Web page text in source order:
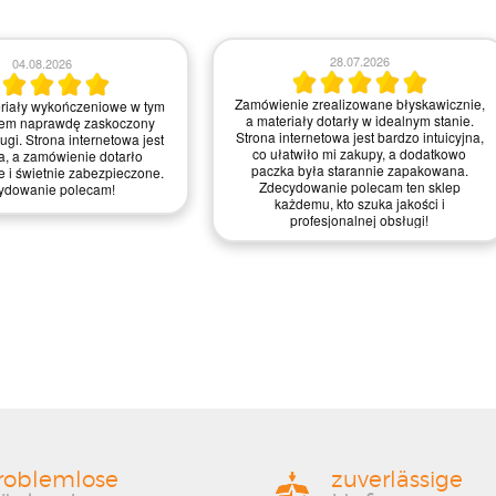
23.07.2026
błyskawicznie,
dotarły w
świetnie zapakowane.
intuicyjna i przyjemna w
ułatwiło mi
wrócę po więcej!
21.07.2026
Zamówienie było proste do zrealizowania,
a strona intuicyjna. Myślę, że mogliby
trochę poprawić szybkość dostawy, ale
ogólnie jestem zadowolony z jakości
materiałów i obsługi – zasługują na
mocne cztery gwiazdki!
zuverlässige